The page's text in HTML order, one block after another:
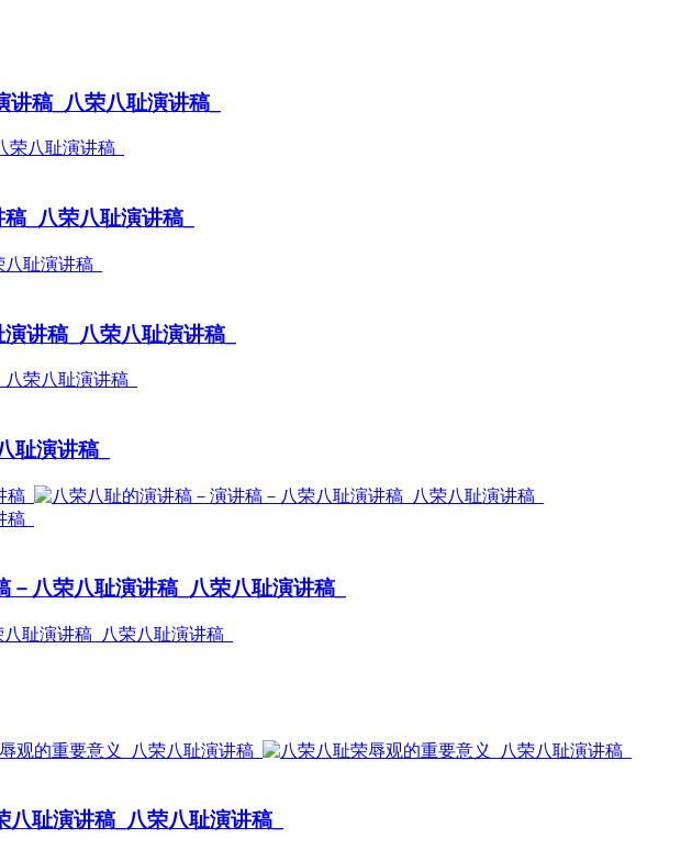
稿_八荣八耻演讲稿_
_八荣八耻演讲稿_
讲稿_八荣八耻演讲稿_
耻演讲稿_
八荣八耻演讲稿_八荣八耻演讲稿_
耻演讲稿_八荣八耻演讲稿_